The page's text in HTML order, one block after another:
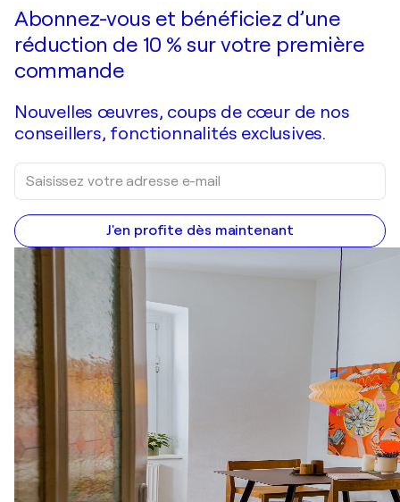
Abonnez-vous et bénéficiez d’une
réduction de 10 % sur votre première
commande
Nouvelles œuvres, coups de cœur de nos
conseillers, fonctionnalités exclusives.
J'en profite dès maintenant